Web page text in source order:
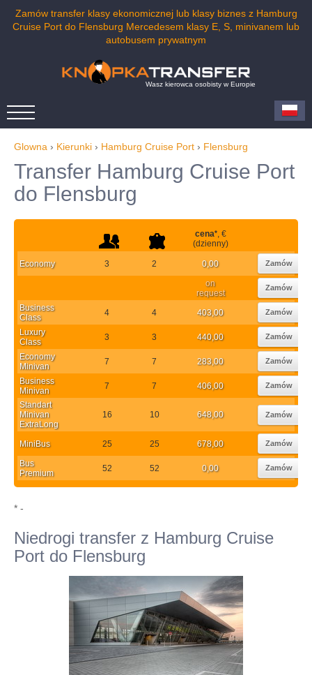
Zamów transfer klasy ekonomicznej lub klasy biznes z Hamburg
Cruise Port do Flensburg Mercedesem klasy E, S, minivanem lub
autobusem prywatnym
Wasz kierowca osobisty w Europie
Glowna › Kierunki › Hamburg Cruise Port › Flensburg
Transfer Hamburg Cruise Port
do Flensburg
cena*, €
(dzienny)
Economy 3 2 0,00 Zamów
on
request
Zamów
Business
Class
4 4 403,00 Zamów
Luxury
Class
3 3 440,00 Zamów
Economy
Minivan
7 7 283,00 Zamów
Business
Minivan
7 7 406,00 Zamów
Standart
Minivan
ExtraLong
16 10 648,00 Zamów
MiniBus 25 25 678,00 Zamów
Bus
Premium
52 52 0,00 Zamów
* -
Niedrogi transfer z Hamburg Cruise
Port do Flensburg